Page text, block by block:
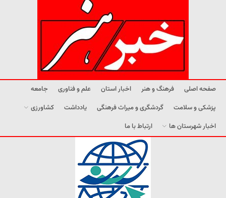
صفحه اصلی فرهنگ و هنر اخبار استان علم و فناوری
جامعه
پزشکی و سلامت
گردشگری و میراث فرهنگی یادداشت
کشاورزی
اخبار شهرستان ها
ارتباط با ما